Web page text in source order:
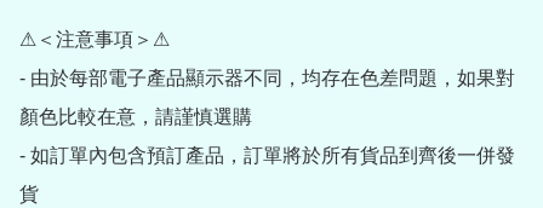
⚠＜注意事項＞⚠
- 由於每部電子產品顯示器不同，均存在色差問題，如果對
顏色比較在意，請謹慎選購
- 如訂單內包含預訂產品，訂單將於所有貨品到齊後一併發
貨